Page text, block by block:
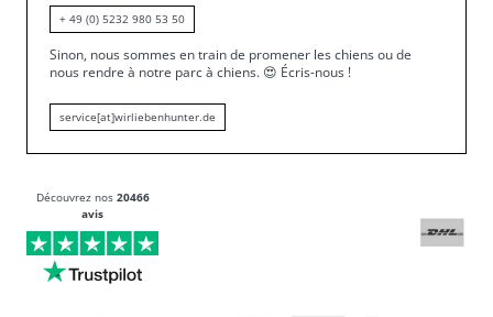
+ 49 (0) 5232 980 53 50
Sinon, nous sommes en train de promener les chiens ou de
nous rendre à notre parc à chiens. 😍 Écris-nous !
service[at]wirliebenhunter.de
Découvrez nos 20466
avis